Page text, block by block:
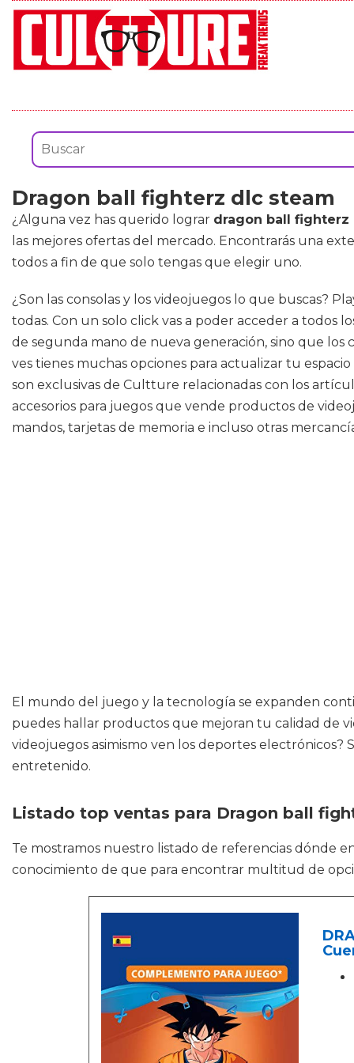
Dragon ball fighterz dlc steam
¿Alguna vez has querido lograr dragon ball fighterz
las mejores ofertas del mercado. Encontrarás una
todos a fin de que solo tengas que elegir uno.
¿Son las consolas y los videojuegos lo que buscas?
todas. Con un solo click vas a poder acceder a todos
de segunda mano de nueva generación, sino que los
ves tienes muchas opciones para actualizar tu
son exclusivas de Cultture relacionadas con los
accesorios para juegos que vende productos de
mandos, tarjetas de memoria e incluso otras
El mundo del juego y la tecnología se expanden
puedes hallar productos que mejoran tu calidad de
videojuegos asimismo ven los deportes electrónicos?
entretenido.
Listado top ventas para Dragon ball
Te mostramos nuestro listado de referencias dónde
conocimiento de que para encontrar multitud de